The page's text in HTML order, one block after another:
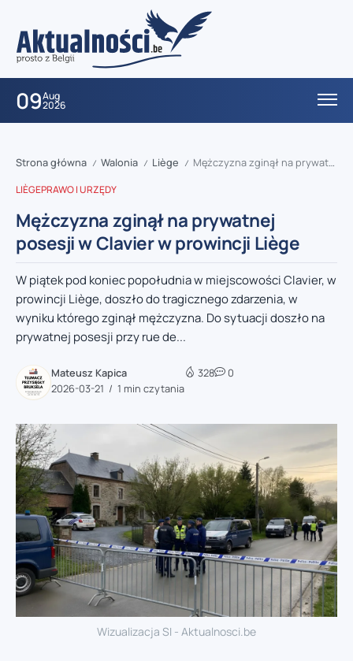
09Aug
2026
Strona główna / Walonia / Liège / Mężczyzna zginął na prywatnej posesji w Clavier w prowincji Liège
LIÈGEPRAWO I URZĘDY
Mężczyzna zginął na prywatnej
posesji w Clavier w prowincji Liège
W piątek pod koniec popołudnia w miejscowości Clavier, w
prowincji Liège, doszło do tragicznego zdarzenia, w
wyniku którego zginął mężczyzna. Do sytuacji doszło na
prywatnej posesji przy rue de...
Mateusz Kapica
2026-03-21
1 min czytania
328 0
Wizualizacja SI - Aktualnosci.be